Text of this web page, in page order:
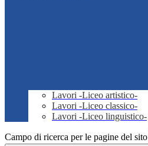
Lavori -Liceo artistico-
Lavori -Liceo classico-
Lavori -Liceo linguistico-
Campo di ricerca per le pagine del sito